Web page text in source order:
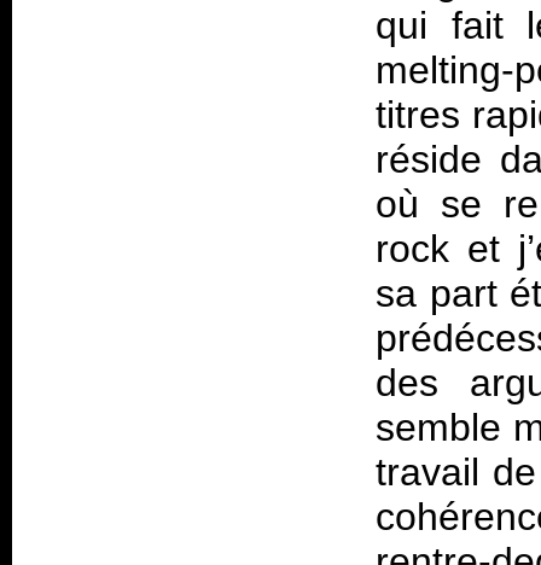
qui fait
melting-
titres
réside
où se
rock et
sa part
des
semble
travail